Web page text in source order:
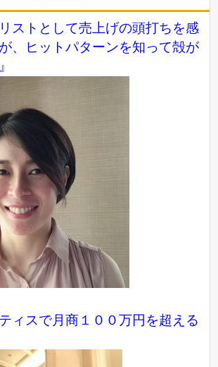
ストとして売上げの頭打ちを感
、ヒットパターンを知って殻が
ィスで月商１００万円を超える